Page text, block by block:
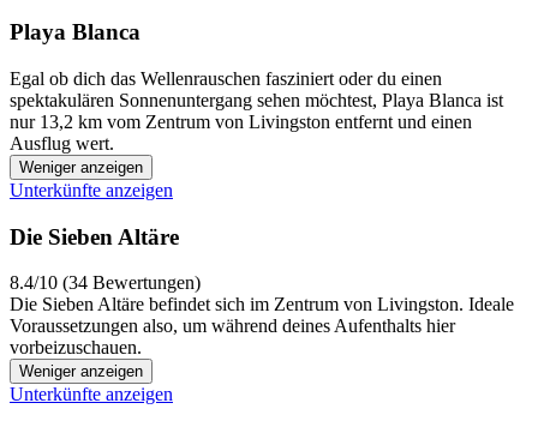
Playa Blanca
Egal ob dich das Wellenrauschen fasziniert oder du einen
spektakulären Sonnenuntergang sehen möchtest, Playa Blanca ist
nur 13,2 km vom Zentrum von Livingston entfernt und einen
Ausflug wert.
Weniger anzeigen
Unterkünfte anzeigen
Die Sieben Altäre
8.4/10 (34 Bewertungen)
Die Sieben Altäre befindet sich im Zentrum von Livingston. Ideale
Voraussetzungen also, um während deines Aufenthalts hier
vorbeizuschauen.
Weniger anzeigen
Unterkünfte anzeigen